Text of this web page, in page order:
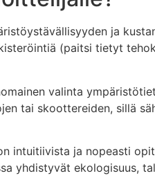
ja
(paitsi tietyt
valinta
tai skoottereiden, sillä
intuitiivista ja nopeasti
yhdistyvät ekologisuus,